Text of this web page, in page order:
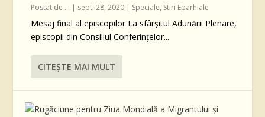
Postat de ... | sept. 28, 2020 | Speciale, Stiri Eparhiale
Mesaj final al episcopilor La sfârşitul Adunării Plenare,
episcopii din Consiliul Conferințelor...
CITEŞTE MAI MULT